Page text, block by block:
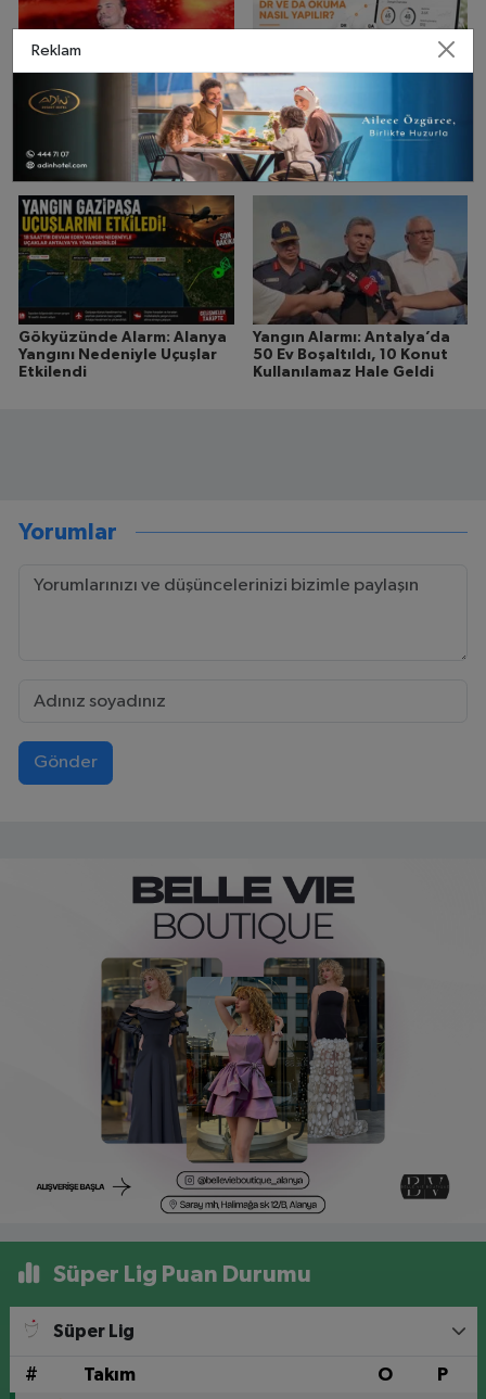
Cenk Eren Yıllar Sonra
Alanya’yı Unutmadı: “Beni
Var Eden Sahnelerden Biri
Blue Bar’dı”
Backlink Paketi Seçiminde
DR Ve DA Okuma Nasıl
Yapılır?
Gökyüzünde Alarm: Alanya
Yangını Nedeniyle Uçuşlar
Etkilendi
Yangın Alarmı: Antalya’da
50 Ev Boşaltıldı, 10 Konut
Kullanılamaz Hale Geldi
Yorumlar
Gönder
Süper Lig Puan Durumu
Süper Lig
# Takım O P
Reklam